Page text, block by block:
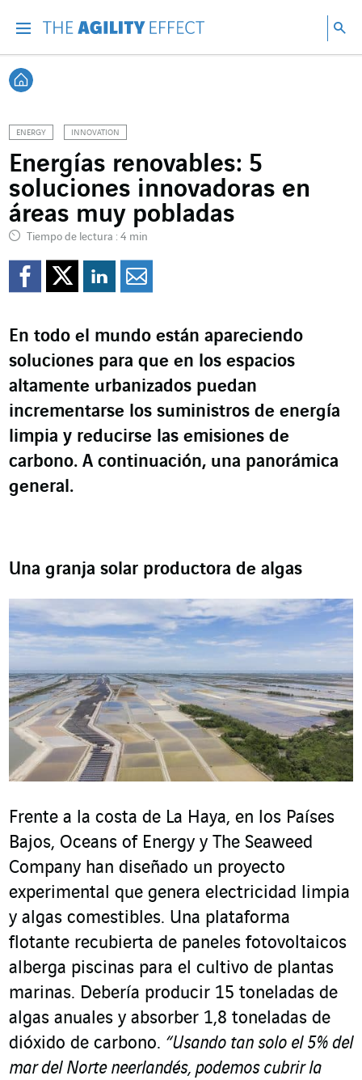
Volver a Inicio
ENERGY INNOVATION
Energías renovables: 5
soluciones innovadoras en
áreas muy pobladas
Tiempo de lectura : 4 min
Compartir en Facebook
Compartir en
Compartir en
En todo el mundo están apareciendo
soluciones para que en los espacios
altamente urbanizados puedan
incrementarse los suministros de energía
limpia y reducirse las emisiones de
carbono. A continuación, una panorámica
general.
Una granja solar productora de algas
Frente a la costa de La Haya, en los Países
Bajos, Oceans of Energy y The Seaweed
Company han diseñado un proyecto
experimental que genera electricidad limpia
y algas comestibles. Una plataforma
flotante recubierta de paneles fotovoltaicos
alberga piscinas para el cultivo de plantas
marinas. Debería producir 15 toneladas de
algas anuales y absorber 1,8 toneladas de
dióxido de carbono. “Usando tan solo el 5% del
mar del Norte neerlandés, podemos cubrir la